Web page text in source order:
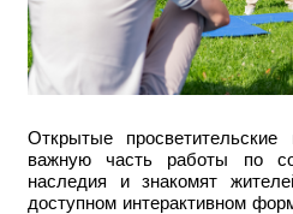
Открытые просветительские
важную часть работы по
наследия и знакомят
доступном интерактивном